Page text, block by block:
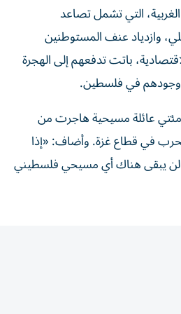
التي تشمل تصاعد
وازدياد عنف المستوطنين
باتت تدفعهم إلى الهجرة
وجودهم في فلسطين.
عائلة مسيحية هاجرت من
في قطاع غزة. وأضاف: «إذا
لن يبقى هناك أي مسيحي فلسطيني